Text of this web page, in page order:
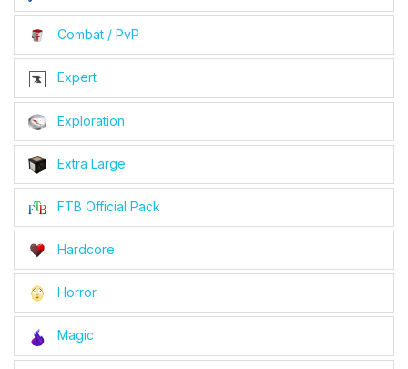
Combat / PvP
Expert
Exploration
Extra Large
FTB Official Pack
Hardcore
Horror
Magic